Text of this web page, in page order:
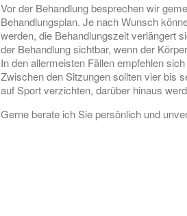
Vor der Behandlung besprechen wir
Behandlungsplan. Je nach Wunsch
werden, die Behandlungszeit verlängert
der Behandlung sichtbar, wenn der
In den allermeisten Fällen empfehlen
Zwischen den Sitzungen sollten vier bis
auf Sport verzichten, darüber hinaus
Gerne berate ich Sie persönlich und